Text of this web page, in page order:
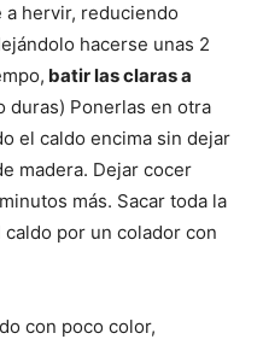
a hervir, reduciendo
hacerse unas 2
batir las claras a
duras) Ponerlas en otra
el caldo encima sin dejar
madera. Dejar cocer
más. Sacar toda la
por un colador con
con poco color,